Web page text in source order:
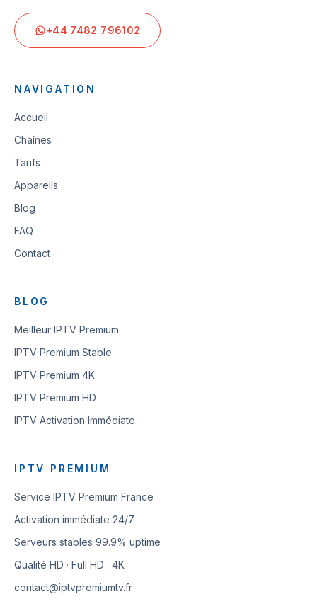
+44 7482 796102
NAVIGATION
Accueil
Chaînes
Tarifs
Appareils
Blog
FAQ
Contact
BLOG
Meilleur IPTV Premium
IPTV Premium Stable
IPTV Premium 4K
IPTV Premium HD
IPTV Activation Immédiate
IPTV PREMIUM
Service IPTV Premium France
Activation immédiate 24/7
Serveurs stables 99.9% uptime
Qualité HD · Full HD · 4K
contact@iptvpremiumtv.fr